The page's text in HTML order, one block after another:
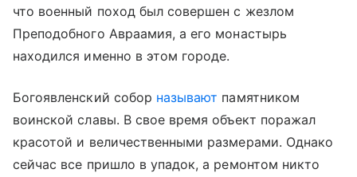
что военный поход был совершен с жезлом
Преподобного Авраамия, а его монастырь
находился именно в этом городе.
Богоявленский собор называют памятником
воинской славы. В свое время объект поражал
красотой и величественными размерами. Однако
сейчас все пришло в упадок, а ремонтом никто